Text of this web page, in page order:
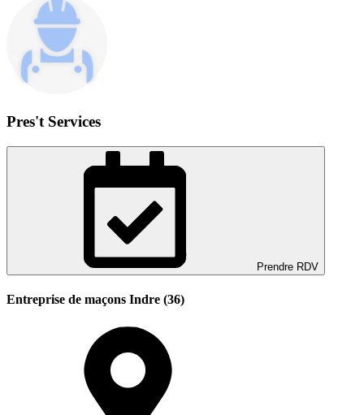
Pres't Services
Prendre RDV
Entreprise de maçons Indre (36)